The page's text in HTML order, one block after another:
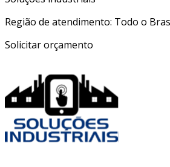
Região de atendimento: Todo o
Solicitar orçamento